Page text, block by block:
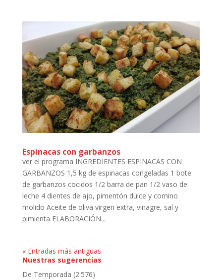
Espinacas con garbanzos
ver el programa INGREDIENTES ESPINACAS CON
GARBANZOS 1,5 kg de espinacas congeladas 1 bote
de garbanzos cocidos 1/2 barra de pan 1/2 vaso de
leche 4 dientes de ajo, pimentón dulce y comino
molido Aceite de oliva virgen extra, vinagre, sal y
pimienta ELABORACIÓN...
« Entradas más antiguas
Nuestras sugerencias
De Temporada (2.576)